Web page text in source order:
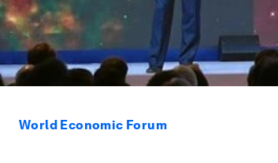
World Economic Forum